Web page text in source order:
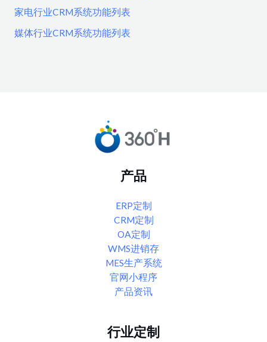
家电行业CRM系统功能列表
媒体行业CRM系统功能列表
产品
ERP定制
CRM定制
OA定制
WMS进销存
MES生产系统
官网小程序
产品资讯
行业定制